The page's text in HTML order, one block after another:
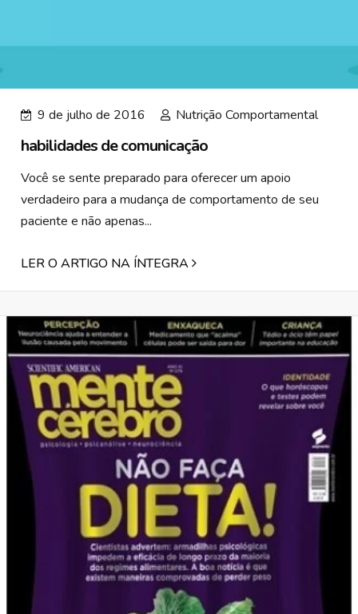
9 de julho de 2016 Nutrição Comportamental
habilidades de comunicação
Você se sente preparado para oferecer um apoio
verdadeiro para a mudança de comportamento de seu
paciente e não apenas...
LER O ARTIGO NA ÍNTEGRA